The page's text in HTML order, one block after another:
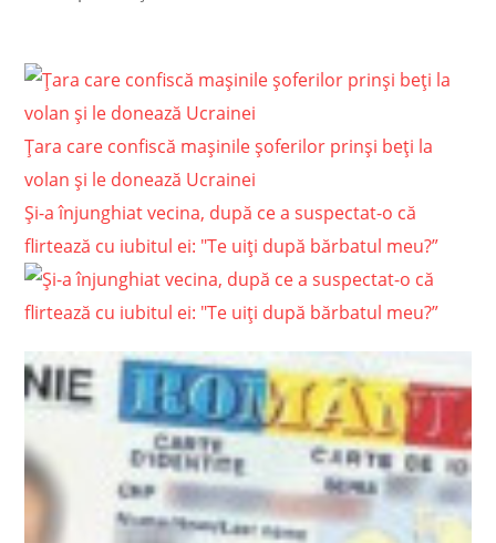
Țara care confiscă mașinile șoferilor prinși beți la
volan și le donează Ucrainei
Și-a înjunghiat vecina, după ce a suspectat-o că
flirtează cu iubitul ei: "Te uiți după bărbatul meu?”